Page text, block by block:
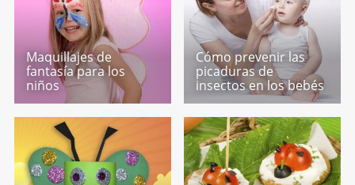
Maquillajes de
fantasía para los
niños
Cómo prevenir las
picaduras de
insectos en los bebés